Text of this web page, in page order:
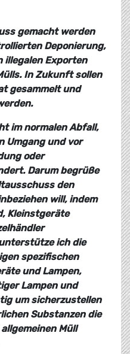
gemacht werden
Deponierung,
illegalen Exporten
In Zukunft sollen
gesammelt und
im normalen Abfall,
Umgang und vor
oder
Darum begrüße
den
will, indem
Kleinstgeräte
ich die
spezifischen
und Lampen,
Lampen und
um sicherzustellen
Substanzen die
Müll